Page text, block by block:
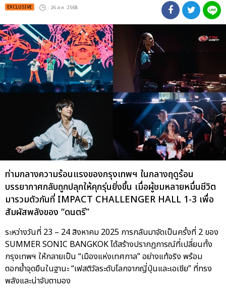
EXCLUSIVE : 26 ส.ค. 2568
ท่ามกลางความร้อนแรงของกรุงเทพฯ ในกลางฤดูร้อน
บรรยากาศกลับถูกปลุกให้คุกรุ่นยิ่งขึ้น เมื่อผู้ชมหลายหมื่นชีวิต
มารวมตัวกันที่ IMPACT CHALLENGER HALL 1-3 เพื่อ
สัมผัสพลังของ “ดนตรี”
ระหว่างวันที่ 23 – 24 สิงหาคม 2025 การกลับมาจัดเป็นครั้งที่ 2 ของ
SUMMER SONIC BANGKOK ได้สร้างปรากฏการณ์ที่เปลี่ยนทั้ง
กรุงเทพฯ ให้กลายเป็น “เมืองแห่งเทศกาล” อย่างแท้จริง พร้อม
ตอกย้ำจุดยืนในฐานะ “เฟสติวัลระดับโลกจากญี่ปุ่นและเอเชีย” ที่ทรง
พลังและน่าจับตามอง